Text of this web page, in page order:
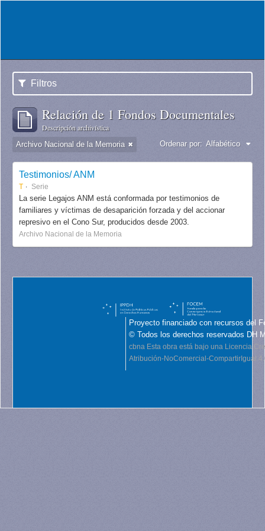
Filtros
Relación de 1 Fondos Documentales
Descripción archivística
Archivo Nacional de la Memoria Ordenar por: Alfabético
Testimonios/ ANM
T Serie
La serie Legajos ANM está conformada por testimonios de
familiares y víctimas de desaparición forzada y del accionar
represivo en el Cono Sur, producidos desde 2003.
Archivo Nacional de la Memoria
Proyecto financiado con recursos del
© Todos los derechos reservados DH
cbna Esta obra está bajo una Licencia
Atribución-NoComercial-CompartirIgual